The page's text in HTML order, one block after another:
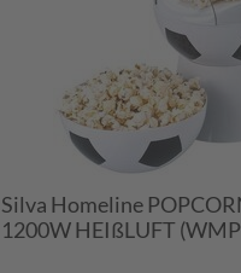
Silva Homeline
1200W HEIßLUFT